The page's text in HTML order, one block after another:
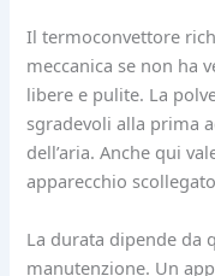
Il termoconvettore
meccanica se non ha
libere e pulite. La
sgradevoli alla prima
dell’aria. Anche qui
apparecchio
La durata dipende da
manutenzione. Un